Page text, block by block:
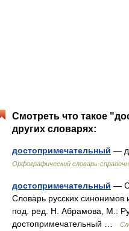
Смотреть что такое
других словарях:
достопримечательный —
Орфографический словарь-
достопримечательный —
Словарь русских
под. ред. Н. Абрамова, М.:
достопримечательный …